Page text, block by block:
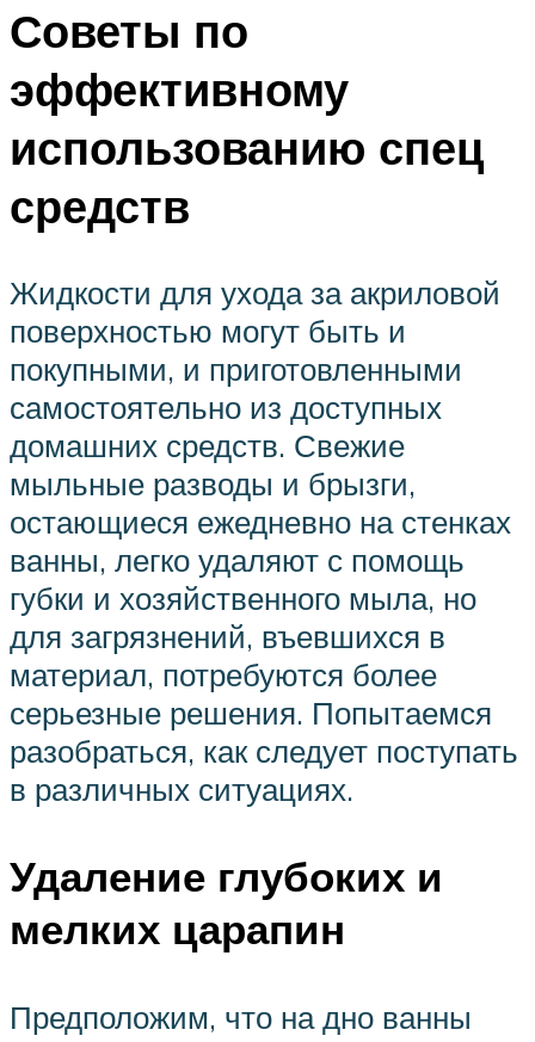
Советы по
эффективному
использованию спец
средств
Жидкости для ухода за акриловой
поверхностью могут быть и
покупными, и приготовленными
самостоятельно из доступных
домашних средств. Свежие
мыльные разводы и брызги,
остающиеся ежедневно на стенках
ванны, легко удаляют с помощь
губки и хозяйственного мыла, но
для загрязнений, въевшихся в
материал, потребуются более
серьезные решения. Попытаемся
разобраться, как следует поступать
в различных ситуациях.
Удаление глубоких и
мелких царапин
Предположим, что на дно ванны